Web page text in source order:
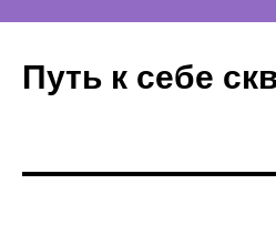
Путь к себе